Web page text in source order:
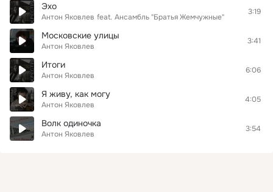
Эхо
Антон Яковлев feat. Ансамбль "Братья Жемчужные"
3:19
Московские улицы
Антон Яковлев
3:41
Итоги
Антон Яковлев
6:06
Я живу, как могу
Антон Яковлев
4:05
Волк одиночка
Антон Яковлев
3:54